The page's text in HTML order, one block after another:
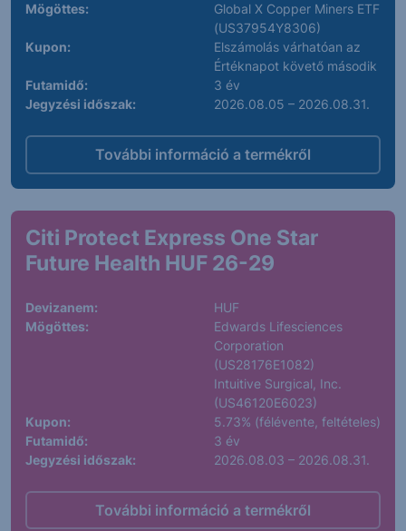
Mögöttes:
Global X Copper Miners ETF
(US37954Y8306)
Kupon:
Elszámolás várhatóan az
Értéknapot követő második
Futamidő:
3 év
Jegyzési időszak:
2026.08.05 – 2026.08.31.
További információ a termékről
Citi Protect Express One Star
Future Health HUF 26-29
Devizanem:
HUF
Mögöttes:
Edwards Lifesciences
Corporation
(US28176E1082)
Intuitive Surgical, Inc.
(US46120E6023)
Kupon:
5.73% (félévente, feltételes)
Futamidő:
3 év
Jegyzési időszak:
2026.08.03 – 2026.08.31.
További információ a termékről